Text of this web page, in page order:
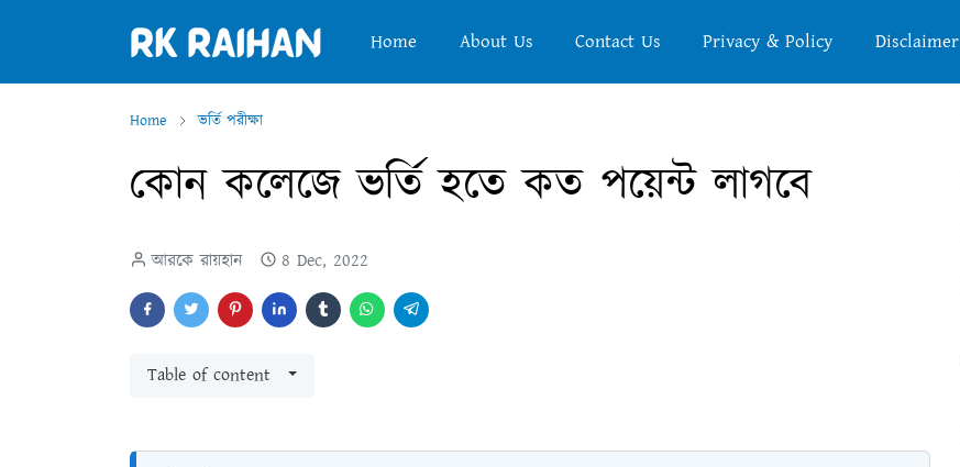
Home About Us Contact Us Privacy & Policy Disclaimer
Home ভর্তি পরীক্ষা
কোন কলেজে ভর্তি হতে কত পয়েন্ট লাগবে
আরকে রায়হান 8 Dec, 2022
Table of content